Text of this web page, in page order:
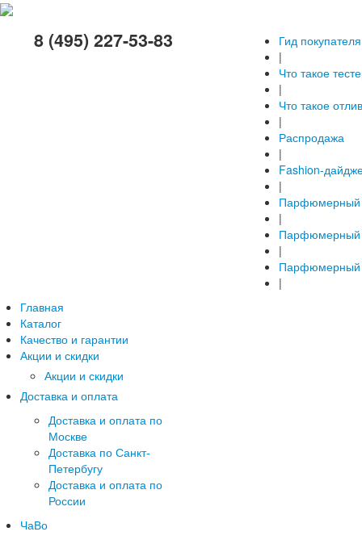
8 (495) 227-53-83
Гид покупателя
|
Что такое
|
Что такое
|
Распродажа
|
Fashion-
|
Парфюмерный
|
Парфюмерный
|
Парфюмерный
|
Главная
Каталог
Качество и гарантии
Акции и скидки
Акции и скидки
Доставка и оплата
Доставка и оплата по
Москве
Доставка по Санкт-
Петербугу
Доставка и оплата по
России
ЧаВо